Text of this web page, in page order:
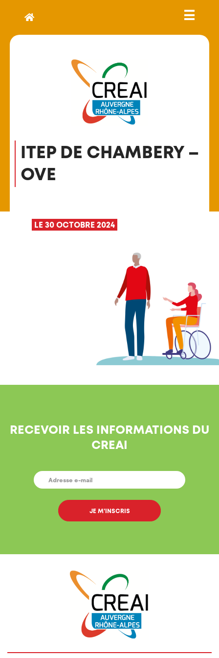
ITEP DE CHAMBERY –
OVE
LE 30 OCTOBRE 2024
RECEVOIR LES INFORMATIONS DU
CREAI
E-
MAIL *